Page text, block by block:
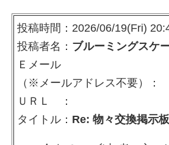
投稿時間：2026/06/19(Fri)
投稿者名： ブルーミングスケ
Ｅメール
（※メールアドレス不要）：
ＵＲＬ ：
タイトル： Re: 物々交換掲示